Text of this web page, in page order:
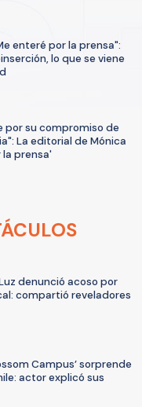
enteré por la prensa":
lo que se viene
por su compromiso de
La editorial de Mónica
la prensa'
denunció acoso por
compartió reveladores
Campus’ sorprende
actor explicó sus